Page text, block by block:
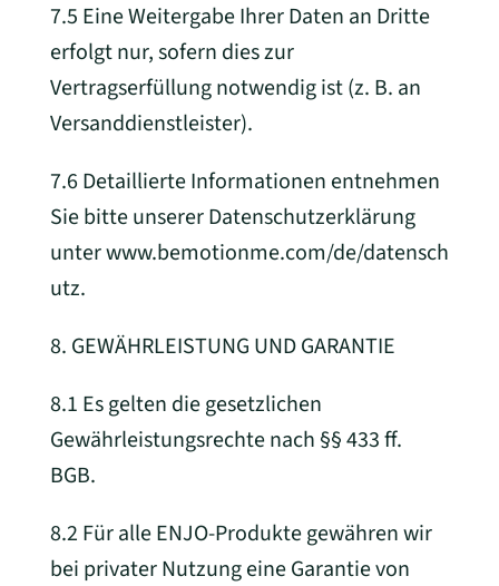
7.5 Eine Weitergabe Ihrer Daten an Dritte
erfolgt nur, sofern dies zur
Vertragserfüllung notwendig ist (z. B. an
Versanddienstleister).
7.6 Detaillierte Informationen entnehmen
Sie bitte unserer Datenschutzerklärung
unter www.bemotionme.com/de/datensch
utz.
8. GEWÄHRLEISTUNG UND GARANTIE
8.1 Es gelten die gesetzlichen
Gewährleistungsrechte nach §§ 433 ff.
BGB.
8.2 Für alle ENJO-Produkte gewähren wir
bei privater Nutzung eine Garantie von